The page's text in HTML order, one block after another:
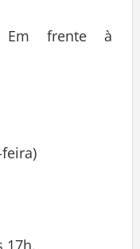
Em frente à
17h.